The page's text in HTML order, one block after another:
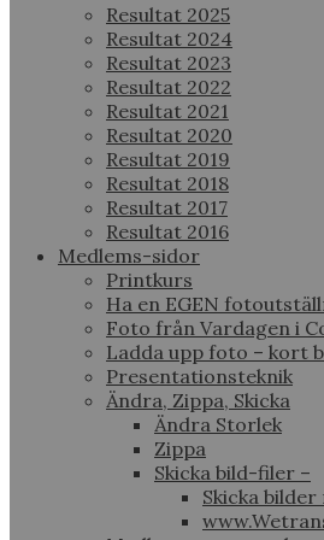
Resultat 2025
Resultat 2024
Resultat 2023
Resultat 2022
Resultat 2021
Resultat 2020
Resultat 2019
Resultat 2018
Resultat 2017
Resultat 2016
Medlems-sidor
Printkurs
Ha en EGEN
Foto från Vardagen i
Ladda upp foto – kort
Presentationsteknik
Ändra, Zippa, Skicka
Ändra Storlek
Zippa
Skicka bild-filer –
Skicka